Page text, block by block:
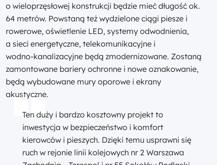
o wieloprzęsłowej konstrukcji będzie mieć długość ok.
64 metrów. Powstaną też wydzielone ciągi piesze i
rowerowe, oświetlenie LED, systemy odwodnienia,
a sieci energetyczne, telekomunikacyjne i
wodno‑kanalizacyjne będą zmodernizowane. Zostaną
zamontowane bariery ochronne i nowe oznakowanie,
będą wybudowane mury oporowe i ekrany
akustyczne.
Ten duży i bardzo kosztowny projekt to
inwestycja w bezpieczeństwo i komfort
kierowców i pieszych. Dzięki temu usprawni się
ruch w rejonie linii kolejowych nr 2 Warszawa